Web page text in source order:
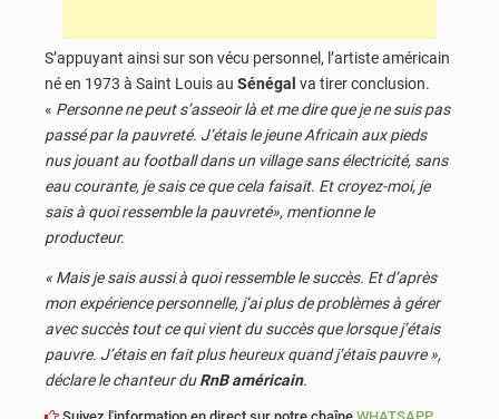
S’appuyant ainsi sur son vécu personnel, l’artiste américain
né en 1973 à Saint Louis au Sénégal va tirer conclusion.
« Personne ne peut s’asseoir là et me dire que je ne suis pas
passé par la pauvreté. J’étais le jeune Africain aux pieds
nus jouant au football dans un village sans électricité, sans
eau courante, je sais ce que cela faisait. Et croyez-moi, je
sais à quoi ressemble la pauvreté», mentionne le
producteur.
« Mais je sais aussi à quoi ressemble le succès. Et d’après
mon expérience personnelle, j’ai plus de problèmes à gérer
avec succès tout ce qui vient du succès que lorsque j’étais
pauvre. J’étais en fait plus heureux quand j’étais pauvre »,
déclare le chanteur duRnB américain.